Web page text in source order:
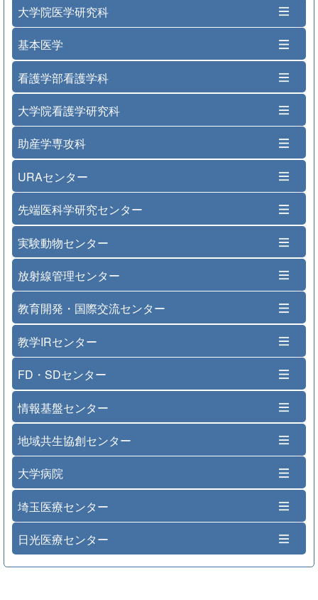
大学院医学研究科
基本医学
看護学部看護学科
大学院看護学研究科
助産学専攻科
URAセンター
先端医科学研究センター
実験動物センター
放射線管理センター
教育開発・国際交流センター
教学IRセンター
FD・SDセンター
情報基盤センター
地域共生協創センター
大学病院
埼玉医療センター
日光医療センター